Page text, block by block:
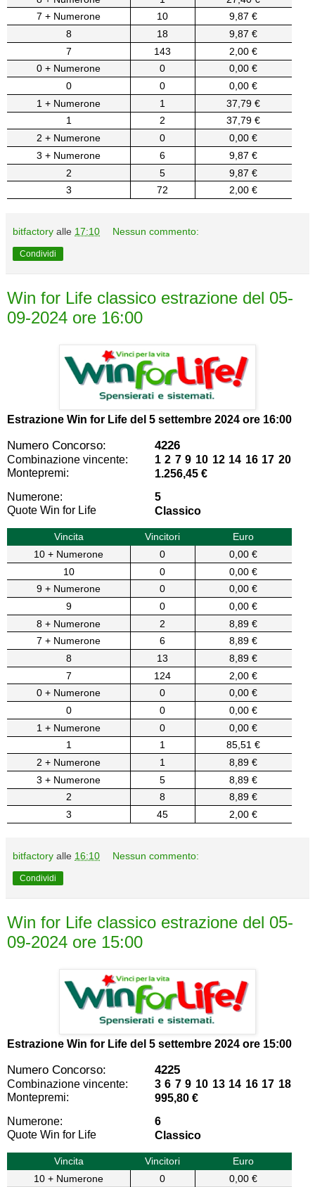
7 + Numerone
10
9,87 €
8
18
9,87 €
7
143
2,00 €
0 + Numerone
0
0,00 €
0
0
0,00 €
1 + Numerone
1
37,79 €
1
2
37,79 €
2 + Numerone
0
0,00 €
3 + Numerone
6
9,87 €
2
5
9,87 €
3
72 2,00 €
bitfactory alle 17:10 Nessun commento:
Condividi
Win for Life classico estrazione del 05-
09-2024 ore 16:00
Estrazione Win for Life del 5 settembre 2024 ore 16:00
Numero Concorso: 4226
Combinazione vincente:
1 2 7 9 10 12 14 16 17 20
Montepremi:
1.256,45 €
Numerone:
5
Quote Win for Life
Classico
Vincita Vincitori
Euro
10 + Numerone
0
0,00 €
10
0
0,00 €
9 + Numerone
0
0,00 €
9
0
0,00 €
8 + Numerone
2
8,89 €
7 + Numerone
6
8,89 €
8
13
8,89 €
7
124
2,00 €
0 + Numerone
0
0,00 €
0
0
0,00 €
1 + Numerone
0
0,00 €
1
1
85,51 €
2 + Numerone
1
8,89 €
3 + Numerone
5
8,89 €
2
8
8,89 €
3
45 2,00 €
bitfactory alle 16:10 Nessun commento:
Condividi
Win for Life classico estrazione del 05-
09-2024 ore 15:00
Estrazione Win for Life del 5 settembre 2024 ore 15:00
Numero Concorso: 4225
Combinazione vincente:
3 6 7 9 10 13 14 16 17 18
Montepremi:
995,80 €
Numerone:
6
Quote Win for Life
Classico
Vincita Vincitori
Euro
10 + Numerone
0
0,00 €